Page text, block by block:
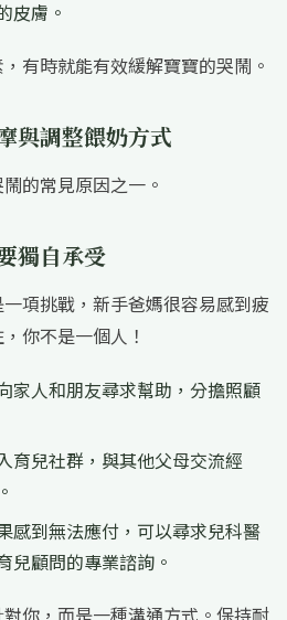
皮膚。
有時就能有效緩解寶寶的哭鬧。
與調整餵奶方式
的常見原因之一。
獨自承受
項挑戰，新手爸媽很容易感到疲
你不是一個人！
家人和朋友尋求幫助，分擔照顧
育兒社群，與其他父母交流經
感到無法應付，可以尋求兒科醫
兒顧問的專業諮詢。
你，而是一種溝通方式。保持耐